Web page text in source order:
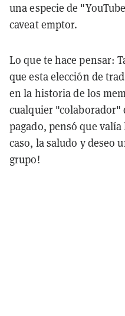
una especie de
caveat emptor.
Lo que te hace pensar:
que esta elección de
en la historia de los
cualquier "colaborador"
pagado, pensó que
caso, la saludo y deseo
grupo!